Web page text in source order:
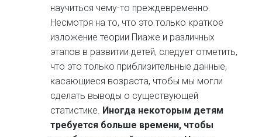
научиться чему-то преждевременно.
Несмотря на то, что это только краткое
изложение теории Пиаже и различных
этапов в развитии детей, следует отметить,
что это только приблизительные данные,
касающиеся возраста, чтобы мы могли
сделать выводы о существующей
статистике. Иногда некоторым детям
требуется больше времени, чтобы